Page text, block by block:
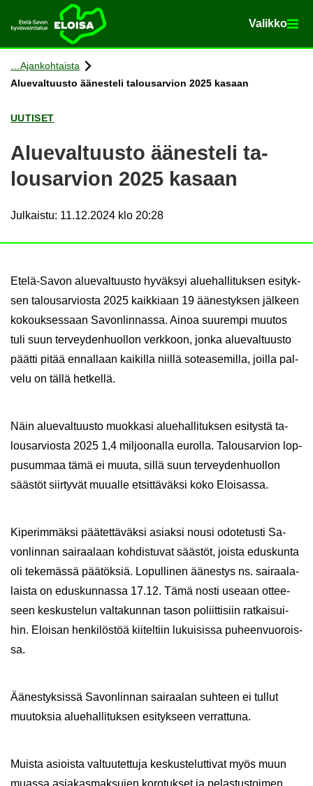
Etusi­vu Va­lik­ko
Va­lik­ko
Siir­ry si­säl­töön
Ajan­koh­tais­ta
Alue­val­tuus­to ää­nes­te­li ta­lous­ar­vion 2025 ka­saan
UU­TI­SET
Alue­val­tuus­to ää­nes­te­li ta­
lous­ar­vion 2025 ka­saan
Julkaistu: 11.12.2024 klo 20:28
Etelä-​Savon alue­val­tuus­to hy­väk­syi alue­hal­li­tuk­sen esi­tyk­
sen ta­lous­ar­vios­ta 2025 kaik­ki­aan 19 ää­nes­tyk­sen jäl­keen
ko­kouk­ses­saan Sa­von­lin­nas­sa. Ainoa suu­rem­pi muu­tos
tuli suun ter­vey­den­huol­lon verk­koon, jonka alue­val­tuus­to
päät­ti pitää en­nal­laan kai­kil­la niil­lä so­tea­se­mil­la, joil­la pal­
ve­lu on tällä het­kel­lä.
Näin alue­val­tuus­to muok­ka­si alue­hal­li­tuk­sen esi­tys­tä ta­
lous­ar­vios­ta 2025 1,4 mil­joo­nal­la eu­rol­la. Ta­lous­ar­vion lop­
pusum­maa tämä ei muuta, sillä suun ter­vey­den­huol­lon
sääs­töt siir­ty­vät muu­al­le et­sit­tä­väk­si koko Eloi­sas­sa.
Ki­pe­rim­mäk­si pää­tet­tä­väk­si asiak­si nousi odo­te­tus­ti Sa­
von­lin­nan sai­raa­laan koh­dis­tu­vat sääs­töt, jois­ta edus­kun­ta
oli te­ke­mäs­sä pää­tök­siä. Lo­pul­li­nen ää­nes­tys ns. sai­raa­la­
lais­ta on edus­kun­nas­sa 17.12. Tämä nosti use­aan ot­tee­
seen kes­kus­te­lun val­ta­kun­nan tason po­liit­ti­siin rat­kai­sui­
hin. Eloi­san hen­ki­lös­töä kii­tel­tiin lu­kui­sis­sa pu­heen­vuo­rois­
sa.
Ää­nes­tyk­sis­sä Sa­von­lin­nan sai­raa­lan suh­teen ei tul­lut
muu­tok­sia alue­hal­li­tuk­sen esi­tyk­seen ver­rat­tu­na.
Muis­ta asiois­ta val­tuu­tet­tu­ja kes­kus­te­lut­ti­vat myös muun
muas­sa asia­kas­mak­su­jen ko­ro­tuk­set ja pe­las­tus­toi­men